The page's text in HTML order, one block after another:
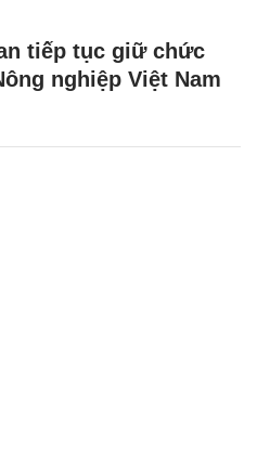
tiếp tục giữ chức
nghiệp Việt Nam